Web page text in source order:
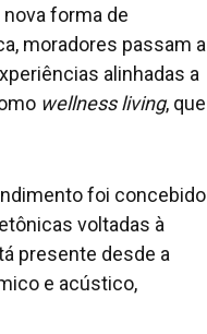
forma de
moradores passam a
alinhadas a
wellness living, que
foi concebido
voltadas à
presente desde a
e acústico,